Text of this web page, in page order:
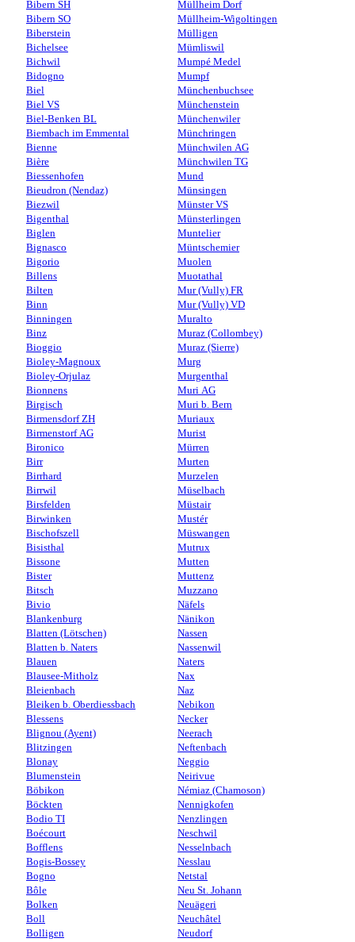
Bibern SH
Bibern SO
Biberstein
Bichelsee
Bichwil
Bidogno
Biel
Biel VS
Biel-Benken BL
Biembach im Emmental
Bienne
Bière
Biessenhofen
Bieudron (Nendaz)
Biezwil
Bigenthal
Biglen
Bignasco
Bigorio
Billens
Bilten
Binn
Binningen
Binz
Bioggio
Bioley-Magnoux
Bioley-Orjulaz
Bionnens
Birgisch
Birmensdorf ZH
Birmenstorf AG
Bironico
Birr
Birrhard
Birrwil
Birsfelden
Birwinken
Bischofszell
Bisisthal
Bissone
Bister
Bitsch
Bivio
Blankenburg
Blatten (Lötschen)
Blatten b. Naters
Blauen
Blausee-Mitholz
Bleienbach
Bleiken b. Oberdiessbach
Blessens
Blignou (Ayent)
Blitzingen
Blonay
Blumenstein
Böbikon
Böckten
Bodio TI
Boécourt
Bofflens
Bogis-Bossey
Bogno
Bôle
Bolken
Boll
Bolligen
Müllheim Dorf
Müllheim-Wigoltingen
Mülligen
Mümliswil
Mumpé Medel
Mumpf
Münchenbuchsee
Münchenstein
Münchenwiler
Münchringen
Münchwilen AG
Münchwilen TG
Mund
Münsingen
Münster VS
Münsterlingen
Muntelier
Müntschemier
Muolen
Muotathal
Mur (Vully) FR
Mur (Vully) VD
Muralto
Muraz (Collombey)
Muraz (Sierre)
Murg
Murgenthal
Muri AG
Muri b. Bern
Muriaux
Murist
Mürren
Murten
Murzelen
Müselbach
Müstair
Mustér
Müswangen
Mutrux
Mutten
Muttenz
Muzzano
Näfels
Nänikon
Nassen
Nassenwil
Naters
Nax
Naz
Nebikon
Necker
Neerach
Neftenbach
Neggio
Neirivue
Némiaz (Chamoson)
Nennigkofen
Nenzlingen
Neschwil
Nesselnbach
Nesslau
Netstal
Neu St. Johann
Neuägeri
Neuchâtel
Neudorf